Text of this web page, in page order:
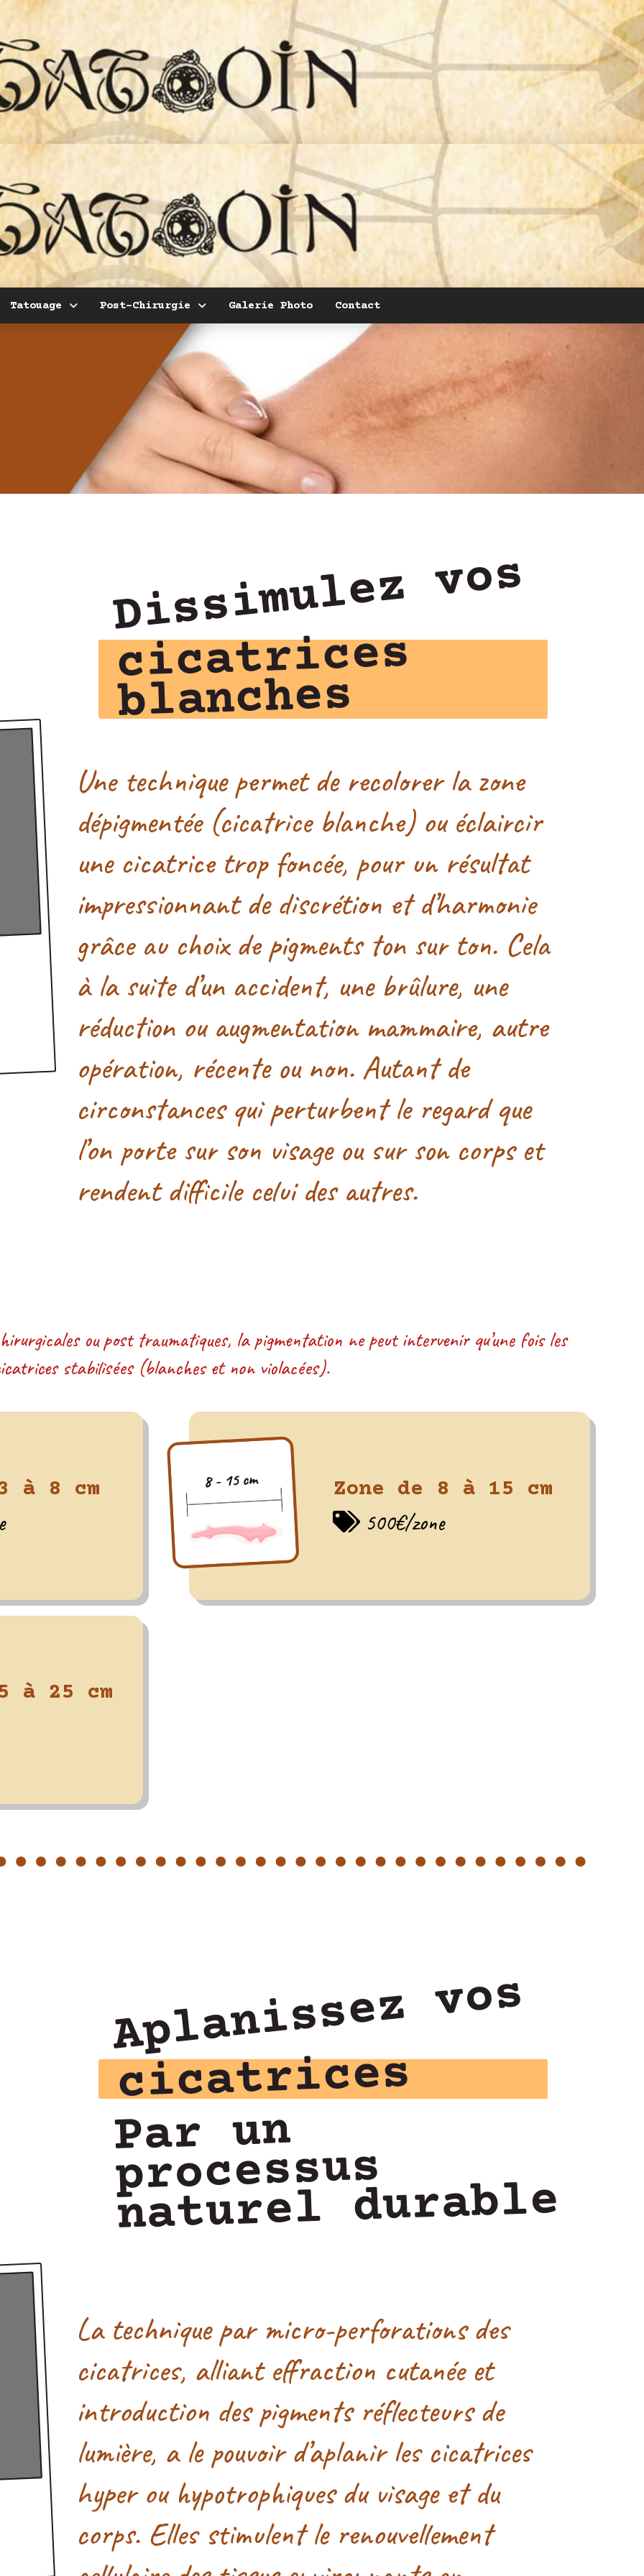
Tatouage Post-Chirurgie Galerie Photo Contact
Dissimulez vos
cicatrices
blanches
Une technique permet de recolorer la zone
dépigmentée (cicatrice blanche) ou éclaircir
une cicatrice trop foncée, pour un résultat
impressionnant de discrétion et d’harmonie
grâce au choix de pigments ton sur ton. Cela
à la suite d’un accident, une brûlure, une
réduction ou augmentation mammaire, autre
opération, récente ou non. Autant de
circonstances qui perturbent le regard que
l’on porte sur son visage ou sur son corps et
rendent difficile celui des autres.
ou post traumatiques, la pigmentation ne peut intervenir qu’une fois les
stabilisées (blanches et non violacées).
à 8 cm Zone de 8 à 15 cm
500€/zone
à 25 cm
Aplanissez vos
cicatrices
Par un
processus
naturel durable
La technique par micro-perforations des
cicatrices, alliant effraction cutanée et
introduction des pigments réflecteurs de
lumière, a le pouvoir d’aplanir les cicatrices
hyper ou hypotrophiques du visage et du
corps. Elles stimulent le renouvellement